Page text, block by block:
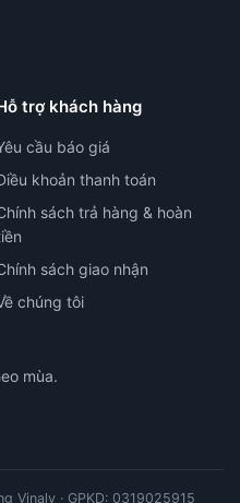
trợ khách hàng
cầu báo giá
khoản thanh toán
sách trả hàng & hoàn
sách giao nhận
chúng tôi
mùa.
Vinaly · GPKD: 0319025915